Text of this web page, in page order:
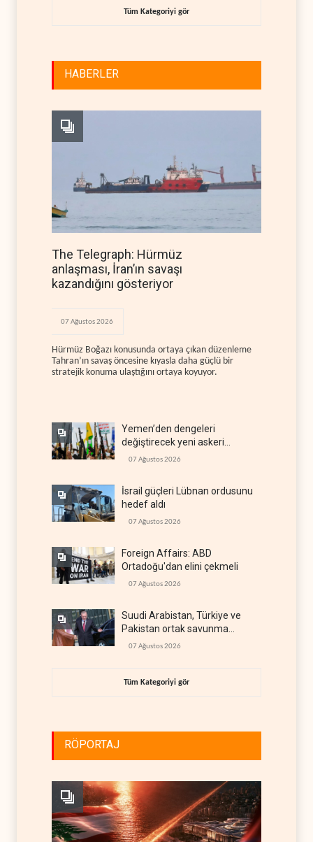
Tüm Kategoriyi gör
HABERLER
The Telegraph: Hürmüz
anlaşması, İran’ın savaşı
kazandığını gösteriyor
07 Ağustos 2026
Hürmüz Boğazı konusunda ortaya çıkan düzenleme
Tahran’ın savaş öncesine kıyasla daha güçlü bir
stratejik konuma ulaştığını ortaya koyuyor.
Yemen’den dengeleri
değiştirecek yeni askeri
denklem
07 Ağustos 2026
İsrail güçleri Lübnan ordusunu
hedef aldı
07 Ağustos 2026
Foreign Affairs: ABD
Ortadoğu'dan elini çekmeli
07 Ağustos 2026
Suudi Arabistan, Türkiye ve
Pakistan ortak savunma
anlaşması imzaladı
07 Ağustos 2026
Tüm Kategoriyi gör
RÖPORTAJ